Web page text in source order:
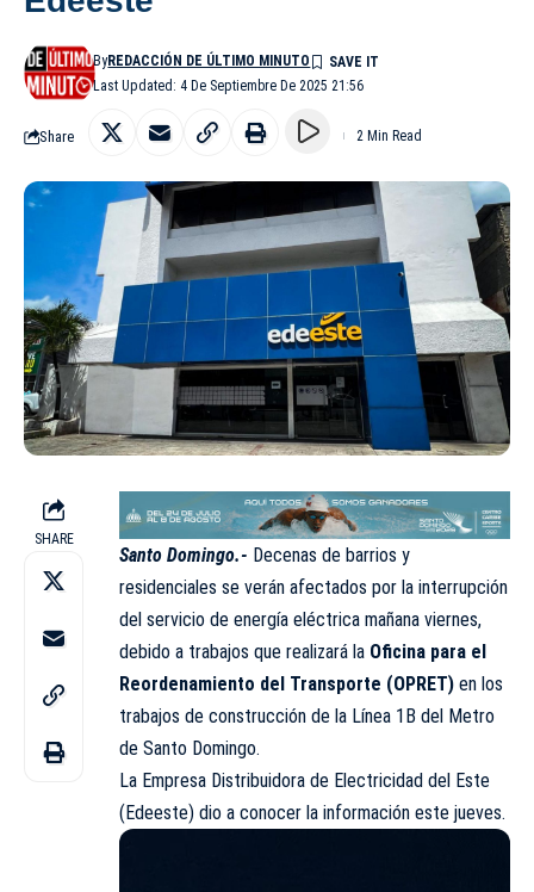
Last Updated: 4 De Septiembre De 2025 21:56
ByREDACCIÓN DE ÚLTIMO MINUTO
Share 2 Min Read
SHARE
Santo Domingo.- Decenas de barrios y
residenciales se verán afectados por la interrupción
del servicio de energía eléctrica mañana viernes,
debido a trabajos que realizará la Oficina para el
Reordenamiento del Transporte (OPRET) en los
trabajos de construcción de la Línea 1B del Metro
de Santo Domingo.
La Empresa Distribuidora de Electricidad del Este
(Edeeste) dio a conocer la información este jueves.